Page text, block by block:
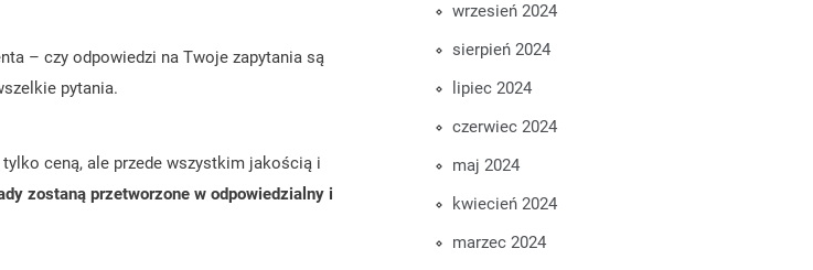
– czy odpowiedzi na Twoje zapytania są
pytania.
ceną, ale przede wszystkim jakością i
zostaną przetworzone w odpowiedzialny i
wrzesień 2024
sierpień 2024
lipiec 2024
czerwiec 2024
maj 2024
kwiecień 2024
marzec 2024